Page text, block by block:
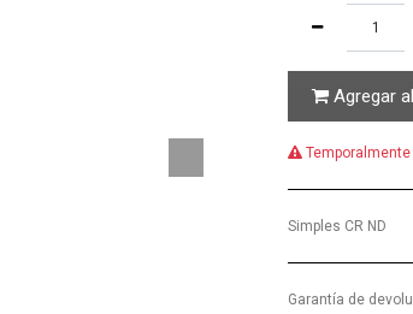
Agregar
Simples CR ND
Garantía de